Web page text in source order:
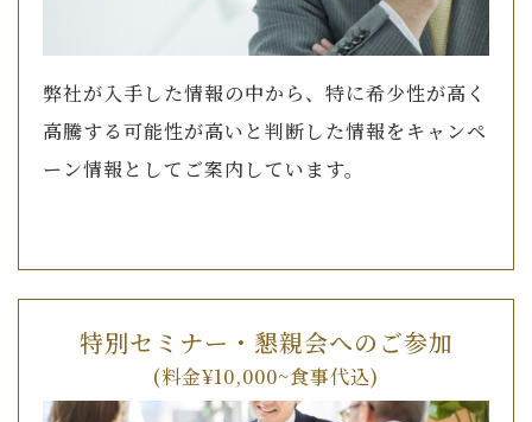
弊社が入手した情報の中から、特に希少性が高く
高騰する可能性が高いと判断した情報をキャンペ
ーン情報としてご案内しています。
特別セミナー・懇親会へのご参加
(料金¥10,000~食事代込)